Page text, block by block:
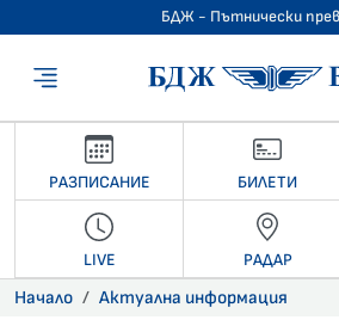
БДЖ - Пътнически
РАЗПИСАНИЕ БИЛЕТИ
LIVE РАДАР
Начало Актуална информация